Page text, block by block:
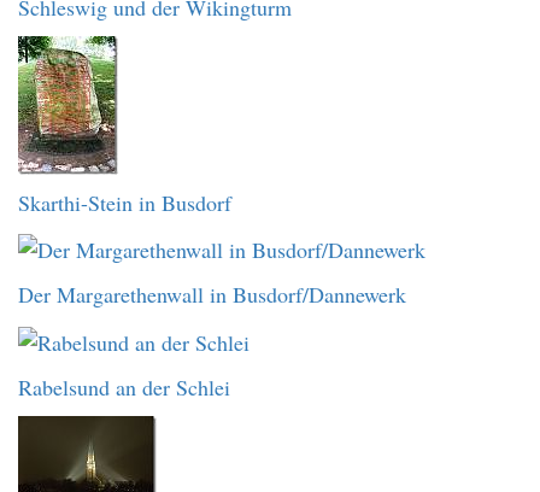
Schleswig und der Wikingturm
Skarthi-Stein in Busdorf
Der Margarethenwall in Busdorf/Dannewerk
Rabelsund an der Schlei